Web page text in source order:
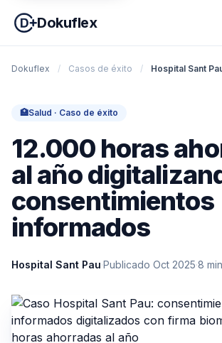
Dokuflex
Dokuflex / Casos de éxito / Hospital Sant
🏥Salud · Caso de éxito
12.000 horas
al año
consentimientos
informados
Hospital Sant Pau·Publicado Oct 2025·8